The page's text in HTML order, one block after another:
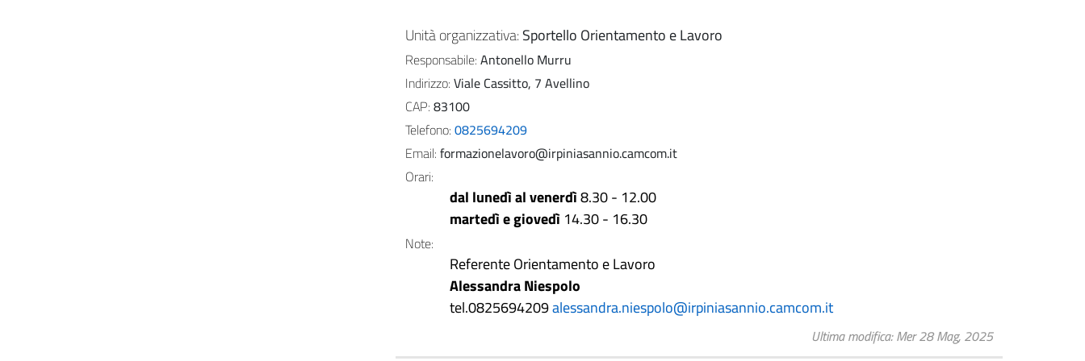
Unità organizzativa Sportello Orientamento e Lavoro
Responsabile Antonello Murru
Indirizzo Viale Cassitto, 7 Avellino
CAP 83100
Telefono 0825694209
Email formazionelavoro@irpiniasannio.camcom.it
Orari
dal lunedì al venerdì8.30 - 12.00
martedì e giovedì 14.30 - 16.30
Note
Referente Orientamento e Lavoro
Alessandra Niespolo
tel.0825694209alessandra.niespolo@irpiniasannio.camcom.it
Ultima modifica Mer 28 Mag, 2025